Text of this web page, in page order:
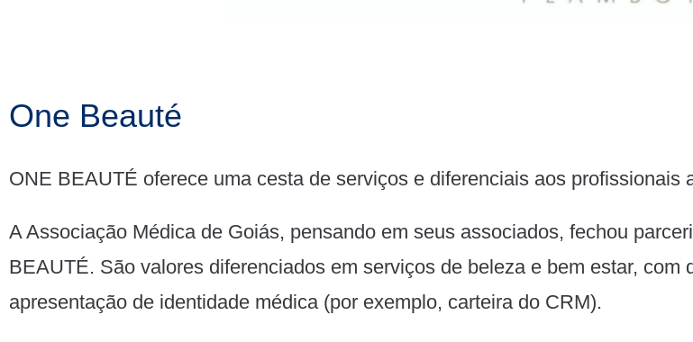
One Beauté
ONE BEAUTÉ oferece uma cesta de serviços e diferenciais aos profissionais
A Associação Médica de Goiás, pensando em seus associados, fechou
BEAUTÉ. São valores diferenciados em serviços de beleza e bem estar, com
apresentação de identidade médica (por exemplo, carteira do CRM).